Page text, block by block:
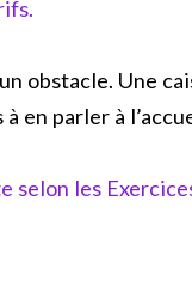
obstacle. Une
en parler à
selon les